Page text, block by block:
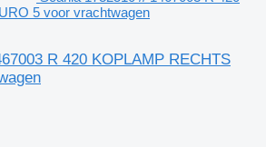
5 voor vrachtwagen
R 420 KOPLAMP RECHTS